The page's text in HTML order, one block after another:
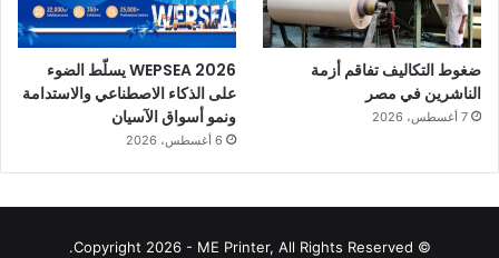
ضغوط التكاليف تفاقم أزمة
الناشرين في مصر
7 أغسطس، 2026
WEPSEA 2026 يسلّط الضوء
على الذكاء الاصطناعي والاستدامة
ونمو أسواق الآسيان
6 أغسطس، 2026
© Copyright 2026 - ME Printer, All Rights Reserved.